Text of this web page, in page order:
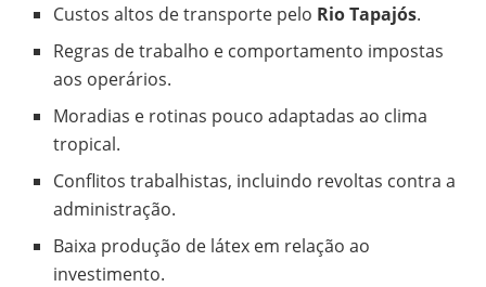
Custos altos de transporte pelo Rio Tapajós.
Regras de trabalho e comportamento impostas
aos operários.
Moradias e rotinas pouco adaptadas ao clima
tropical.
Conflitos trabalhistas, incluindo revoltas contra a
administração.
Baixa produção de látex em relação ao
investimento.